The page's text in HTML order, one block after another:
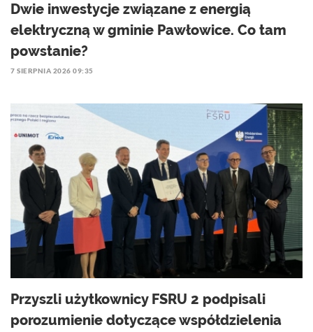
Dwie inwestycje związane z energią
elektryczną w gminie Pawłowice. Co tam
powstanie?
7 SIERPNIA 2026 09:35
Przyszli użytkownicy FSRU 2 podpisali
porozumienie dotyczące współdzielenia